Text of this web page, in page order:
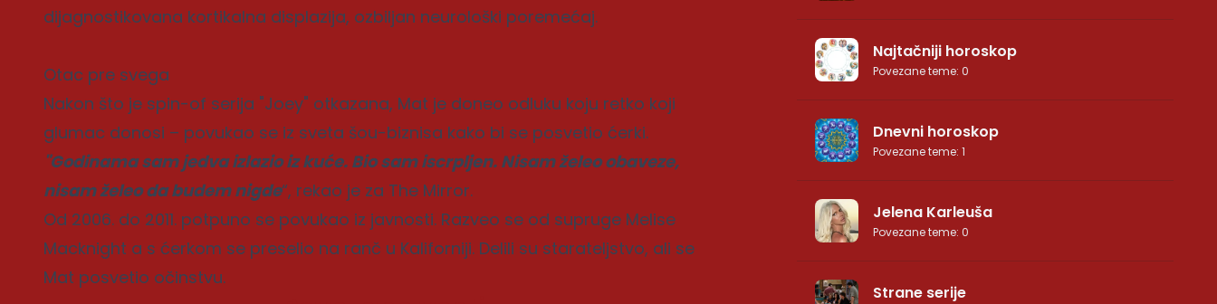
dijagnostikovana kortikalna displazija, ozbiljan neurološki poremećaj.
Otac pre svega
Nakon što je spin-of serija "Joey" otkazana, Mat je doneo odluku koju retko koji
glumac donosi – povukao se iz sveta šou-biznisa kako bi se posvetio ćerki.
"Godinama sam jedva izlazio iz kuće. Bio sam iscrpljen. Nisam želeo obaveze,
nisam želeo da budem nigde“, rekao je za The Mirror.
Od 2006. do 2011. potpuno se povukao iz javnosti. Razveo se od supruge Melise
Macknight a s ćerkom se preselio na ranč u Kaliforniji. Delili su starateljstvo, ali se
Mat posvetio očinstvu.
Najtačniji horoskop
Povezane teme: 0
Dnevni horoskop
Povezane teme: 1
Jelena Karleuša
Povezane teme: 0
Strane serije